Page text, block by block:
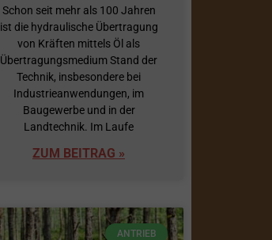
Schon seit mehr als 100 Jahren
ist die hydraulische Übertragung
von Kräften mittels Öl als
Übertragungsmedium Stand der
Technik, insbesondere bei
Industrieanwendungen, im
Baugewerbe und in der
Landtechnik. Im Laufe
ZUM BEITRAG »
ANTRIEB